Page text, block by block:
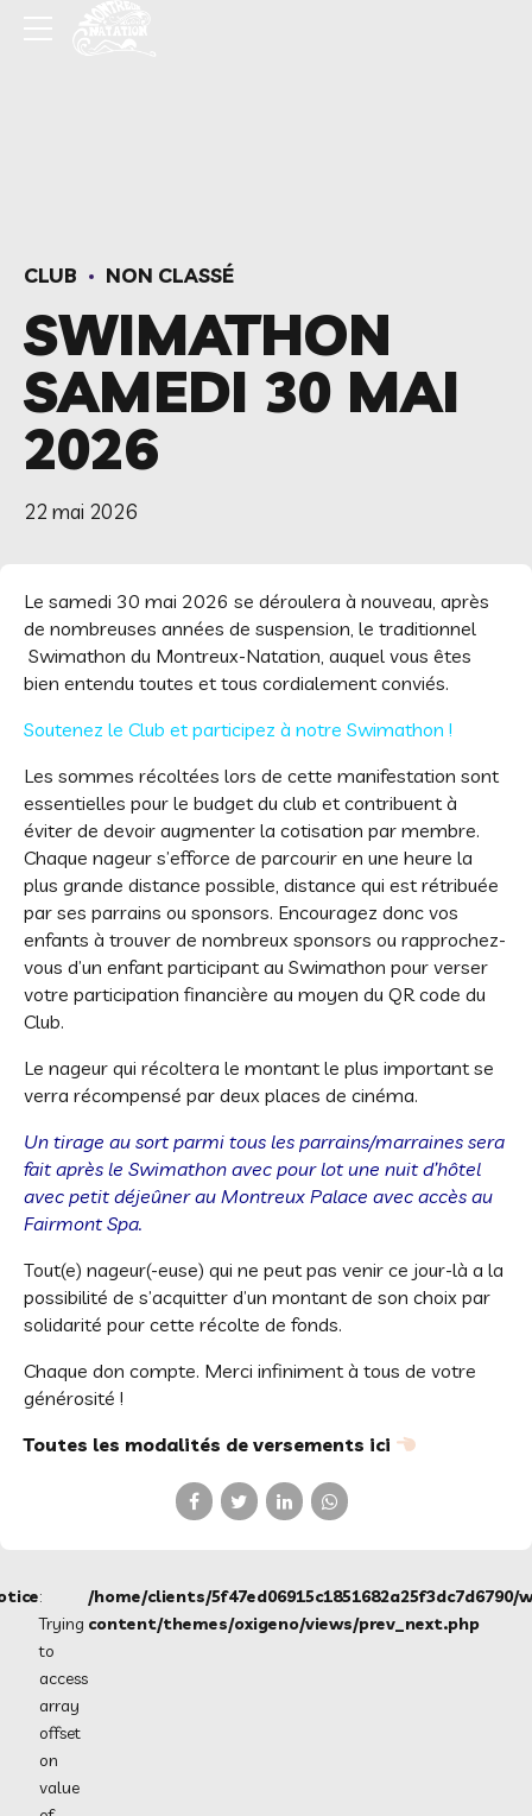
CLUB NON CLASSÉ
SWIMATHON
SAMEDI 30 MAI
2026
22 mai 2026
Le samedi 30 mai 2026 se déroulera à nouveau, après
de nombreuses années de suspension, le traditionnel
Swimathon du Montreux-Natation, auquel vous êtes
bien entendu toutes et tous cordialement conviés.
Soutenez le Club et participez à notre Swimathon !
Les sommes récoltées lors de cette manifestation sont
essentielles pour le budget du club et contribuent à
éviter de devoir augmenter la cotisation par membre.
Chaque nageur s’efforce de parcourir en une heure la
plus grande distance possible, distance qui est rétribuée
par ses parrains ou sponsors. Encouragez donc vos
enfants à trouver de nombreux sponsors ou rapprochez-
vous d’un enfant participant au Swimathon pour verser
votre participation financière au moyen du QR code du
Club.
Le nageur qui récoltera le montant le plus important se
verra récompensé par deux places de cinéma.
Un tirage au sort parmi tous les parrains/marraines sera
fait après le Swimathon avec pour lot une nuit d’hôtel
avec petit déjeûner au Montreux Palace avec accès au
Fairmont Spa.
Tout(e) nageur(-euse) qui ne peut pas venir ce jour-là a la
possibilité de s’acquitter d’un montant de son choix par
solidarité pour cette récolte de fonds.
Chaque don compte. Merci infiniment à tous de votre
générosité !
Toutes les modalités de versements ici
:
Trying
to
access
array
offset
on
value
/home/clients/5f47ed06915c1851682a25f3dc7d6790/
content/themes/oxigeno/views/prev_next.php